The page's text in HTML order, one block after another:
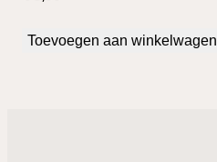
Toevoegen aan winkelwagen